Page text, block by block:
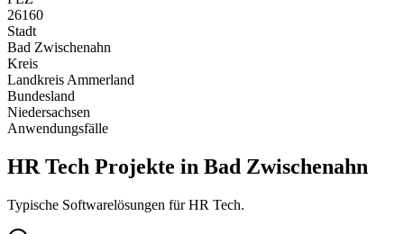
26160
Stadt
Bad Zwischenahn
Kreis
Landkreis Ammerland
Bundesland
Niedersachsen
Anwendungsfälle
HR Tech Projekte in Bad Zwischenahn
Typische Softwarelösungen für HR Tech.